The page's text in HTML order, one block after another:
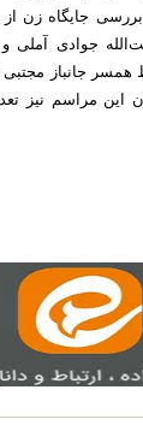
جایگاه زن از
جوادی آملی
جانباز
این مراسم نیز